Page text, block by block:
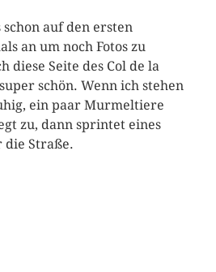
auf den ersten
an um noch Fotos zu
diese Seite des Col de la
schön. Wenn ich stehen
ein paar Murmeltiere
zu, dann sprintet eines
Straße.